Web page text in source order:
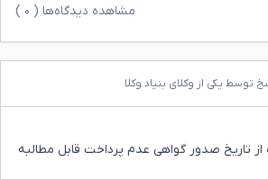
مشاهده دیدگاه‌ها ( ۰
توسط یکی از وکلای بنیاد وکلا
تاریخ صدور گواهی عدم پرداخت قابل مطالبه